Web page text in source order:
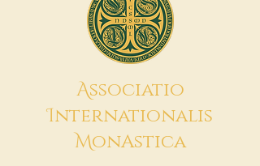
Associatio
Internationalis
MonAstica